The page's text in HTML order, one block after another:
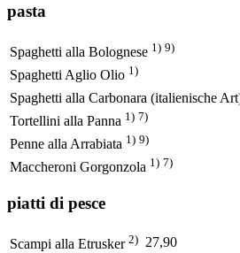
pasta
Spaghetti alla Bolognese 1) 9)
Spaghetti Aglio Olio 1)
Spaghetti alla Carbonara (italienische
Tortellini alla Panna 1) 7)
Penne alla Arrabiata 1) 9)
Maccheroni Gorgonzola 1) 7)
piatti di pesce
Scampi alla Etrusker 2) 27,90